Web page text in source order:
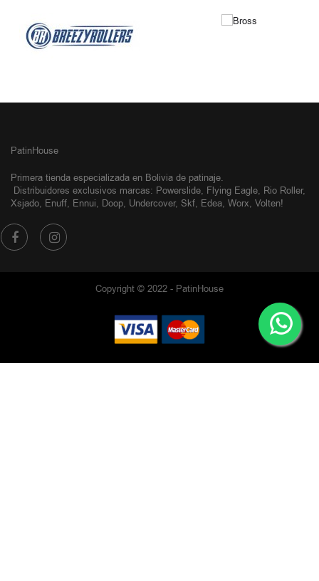
PatinHouse
Primera tienda especializada en Bolivia de patinaje.
Distribuidores exclusivos marcas: Powerslide, Flying Eagle, Rio Roller,
Xsjado, Enuff, Ennui, Doop, Undercover, Skf, Edea, Worx, Volten!
Copyright © 2022 - PatinHouse